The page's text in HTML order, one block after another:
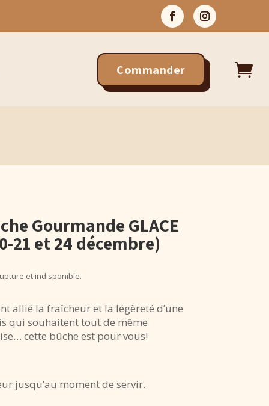
Commander 
Gourmande GLACE
21 et 24 décembre)
et indisponible.
allié la fraîcheur et la légèreté d’une
qui souhaitent tout de même
cette bûche est pour vous!
jusqu’au moment de servir.